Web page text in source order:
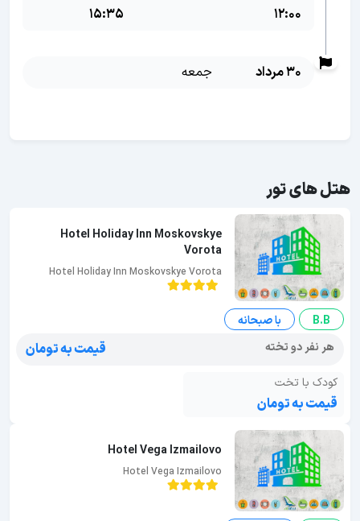
12:00
15:35
30 مرداد جمعه
هتل های تور
Hotel Holiday Inn Moskovskye
Vorota
Hotel Holiday Inn Moskovskye Vorota
B.B
با صبحانه
هر نفر دو تخته
قیمت به تومان
کودک با تخت
قیمت به تومان
Hotel Vega Izmailovo
Hotel Vega Izmailovo